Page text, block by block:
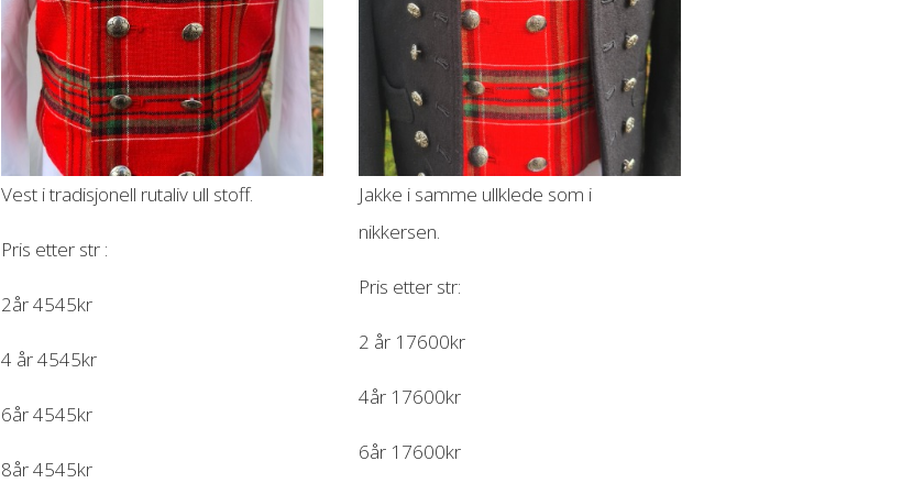
Vest i tradisjonell rutaliv ull stoff.
Pris etter str :
2år 4545kr
4 år 4545kr
6år 4545kr
8år 4545kr
Jakke i samme ullklede som i
nikkersen.
Pris etter str:
2 år 17600kr
4år 17600kr
6år 17600kr